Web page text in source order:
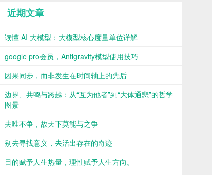
近期文章
读懂 AI 大模型：大模型核心度量单位详解
google pro会员，Antigravity模型使用技巧
因果同步，而非发生在时间轴上的先后
边界、共鸣与跨越：从“互为他者”到“大体通悲”的哲学
图景
夫唯不争，故天下莫能与之争
别去寻找意义，去活出存在的奇迹
目的赋予人生热量，理性赋予人生方向。